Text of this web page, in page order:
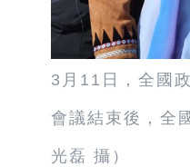
3月11日，全國
會議結束後，全
光磊 攝）